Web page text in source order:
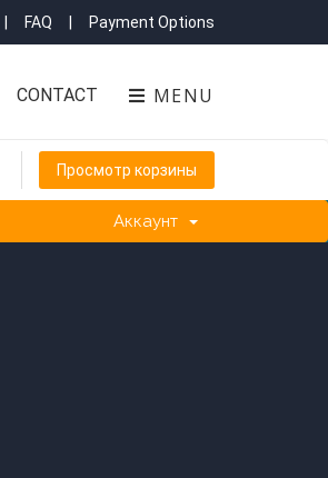
FAQ Payment Options
MENU
CONTACT
Просмотр корзины
Аккаунт